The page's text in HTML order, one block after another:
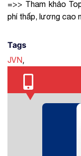
=>> Tham khảo
phí thấp, lương cao
Tags
JVN,